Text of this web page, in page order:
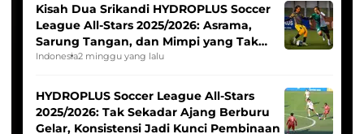
Kisah Dua Srikandi HYDROPLUS Soccer
League All-Stars 2025/2026: Asrama,
Sarung Tangan, dan Mimpi yang Tak
Pernah Padam
Indonesia2 minggu yang lalu
HYDROPLUS Soccer League All-Stars
2025/2026: Tak Sekadar Ajang Berburu
Gelar, Konsistensi Jadi Kunci Pembinaan